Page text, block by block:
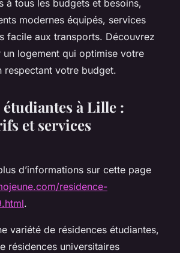
à tous les budgets et besoins,
modernes équipés, services
facile aux transports. Découvrez
logement qui optimise votre
respectant votre budget.
étudiantes à Lille :
et services
d’informations sur cette page
residence-
.
variété de résidences étudiantes,
résidences universitaires